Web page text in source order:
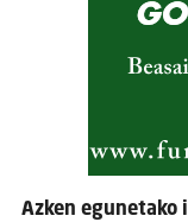
Azken egunetako